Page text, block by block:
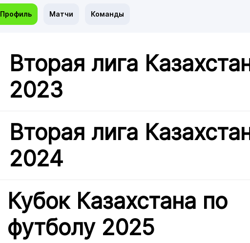
Профиль Матчи Команды
Вторая лига
2023
Вторая лига
2024
Кубок Казахстана по
футболу 2025